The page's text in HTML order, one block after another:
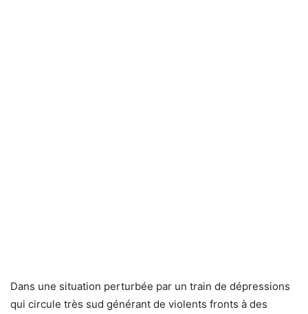
Dans une situation perturbée par un train de dépressions
qui circule très sud générant de violents fronts à des